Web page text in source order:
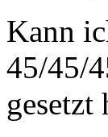
Kann
45/45/
gesetzt